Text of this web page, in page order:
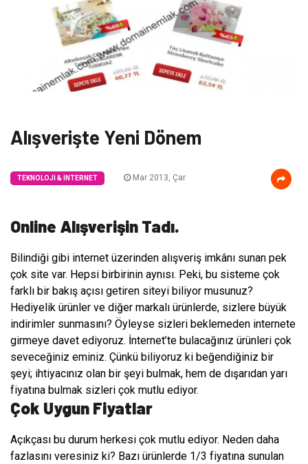
Alışverişte Yeni Dönem
TEKNOLOJI & İNTERNET Mar 2013, Çar
Online Alışverişin Tadı.
Bilindiği gibi internet üzerinden alışveriş imkânı sunan pek
çok site var. Hepsi birbirinin aynısı. Peki, bu sisteme çok
farklı bir bakış açısı getiren siteyi biliyor musunuz?
Hediyelik ürünler ve diğer markalı ürünlerde, sizlere büyük
indirimler sunmasını? Öyleyse sizleri beklemeden internete
girmeye davet ediyoruz. İnternet’te bulacağınız ürünleri çok
seveceğiniz eminiz. Çünkü biliyoruz ki beğendiğiniz bir
şeyi; ihtiyacınız olan bir şeyi bulmak, hem de dışarıdan yarı
fiyatına bulmak sizleri çok mutlu ediyor.
Çok Uygun Fiyatlar
Açıkçası bu durum herkesi çok mutlu ediyor. Neden daha
fazlasını veresiniz ki? Bazı ürünlerde 1/3 fiyatına sunulan